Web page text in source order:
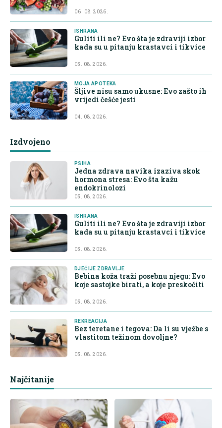
06. 08. 2026.
ISHRANA
Guliti ili ne? Evo šta je zdraviji izbor
kada su u pitanju krastavci i tikvice
05. 08. 2026.
MOJA APOTEKA
Šljive nisu samo ukusne: Evo zašto ih
vrijedi češće jesti
04. 08. 2026.
Izdvojeno
PSIHA
Jedna zdrava navika izaziva skok
hormona stresa: Evo šta kažu
endokrinolozi
05. 08. 2026.
ISHRANA
Guliti ili ne? Evo šta je zdraviji izbor
kada su u pitanju krastavci i tikvice
05. 08. 2026.
DJEČIJE ZDRAVLJE
Bebina koža traži posebnu njegu: Evo
koje sastojke birati, a koje preskočiti
05. 08. 2026.
REKREACIJA
Bez teretane i tegova: Da li su vježbe s
vlastitom težinom dovoljne?
05. 08. 2026.
Najčitanije